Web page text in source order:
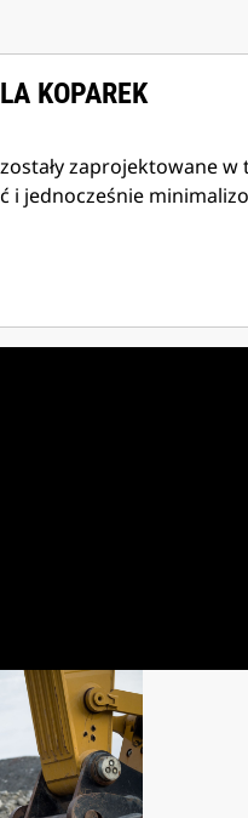
KOPAREK
zaprojektowane w
i jednocześnie